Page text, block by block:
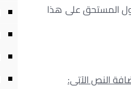
المستحق على هذا